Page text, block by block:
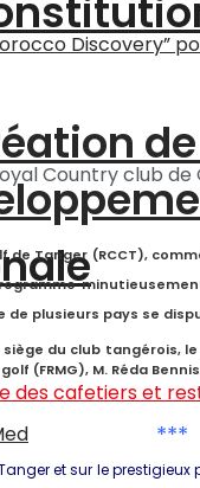
Country club
de Tanger (RCCT),
plusieurs pays se
du club tangérois,
(FRMG), M. Réda
***
et sur le